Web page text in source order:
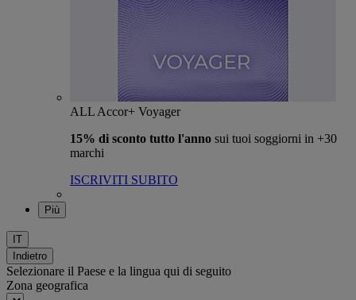
ALL Accor+ Voyager
15% di sconto tutto l'anno sui tuoi soggiorni in +30
marchi
ISCRIVITI SUBITO
Più
IT
Indietro
Selezionare il Paese e la lingua qui di seguito
Zona geografica